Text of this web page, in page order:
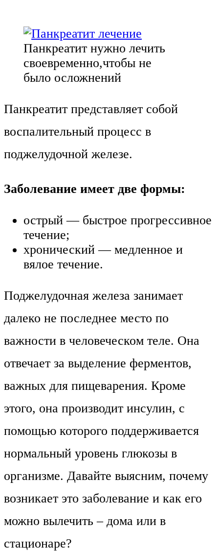
Панкреатит нужно лечить
своевременно,чтобы не
было осложнений
Панкреатит представляет собой
воспалительный процесс в
поджелудочной железе.
Заболевание имеет две формы:
острый — быстрое прогрессивное
течение;
хронический — медленное и
вялое течение.
Поджелудочная железа занимает
далеко не последнее место по
важности в человеческом теле. Она
отвечает за выделение ферментов,
важных для пищеварения. Кроме
этого, она производит инсулин, с
помощью которого поддерживается
нормальный уровень глюкозы в
организме. Давайте выясним, почему
возникает это заболевание и как его
можно вылечить – дома или в
стационаре?